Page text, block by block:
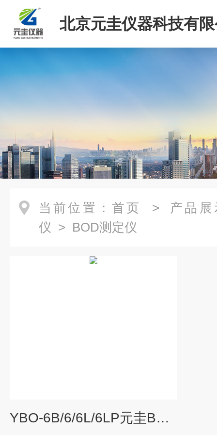
北京元圭仪器科技有
当前位置： 首页 > 产品展
仪 > BOD测定仪
YBO-6B/6/6L/6LP元圭BOD测定仪